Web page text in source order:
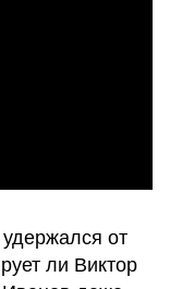
от
ли Виктор